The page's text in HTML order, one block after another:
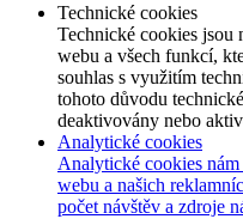
Technické cookies
Technické cookies jsou
webu a všech funkcí,
souhlas s využitím
tohoto důvodu
deaktivovány nebo
Analytické cookies
Analytické cookies
webu a našich
počet návštěv a zdroje